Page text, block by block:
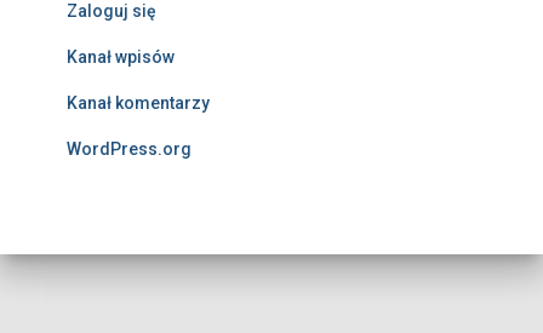
Zaloguj się
Kanał wpisów
Kanał komentarzy
WordPress.org